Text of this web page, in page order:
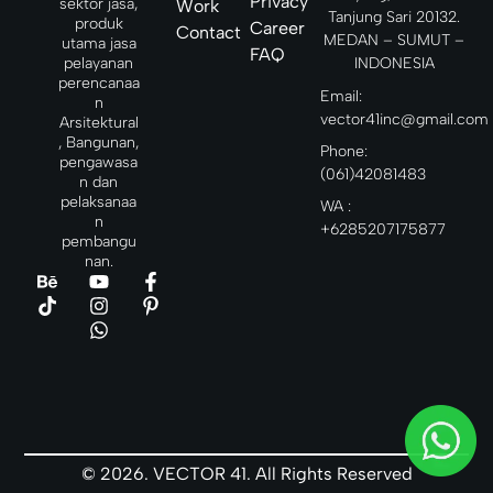
ketika
sektor jasa,
produk
utama jasa
pelayanan
perencanaa
n
Arsitektural
, Bangunan,
pengawasa
n dan
pelaksanaa
n
pembangu
nan.
Work
Contact Career
FAQ
Tanjung Sari 20132.
MEDAN – SUMUT –
INDONESIA
Email:
vector41inc@gmail.com
Phone:
(061)42081483
WA :
+6285207175877
© 2026. VECTOR 41. All Rights Reserved